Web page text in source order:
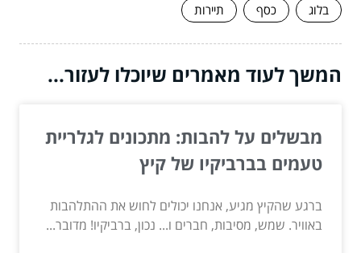
בלוג כסף תיירות
המשך לעוד מאמרים שיוכלו לעזור...
מבשלים על להבות: מתכונים לגלריית
טעמים בברביקיו של קיץ
ברגע שהקיץ מגיע, אנחנו יכולים לחוש את ההתלהבות
באוויר. שמש, מסיבות, חברים ו... נכון, ברביקיו! מדובר...